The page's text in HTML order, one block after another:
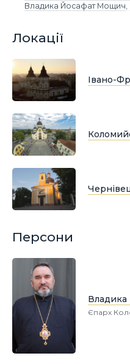
Владика Йосафат Мощич
Локації
Івано-
Персони
Владика
Єпарх